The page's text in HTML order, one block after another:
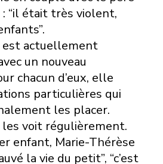
“il était très violent,
est actuellement
un nouveau
chacun d’eux, elle
particulières qui
les placer.
les voit régulièrement.
enfant, Marie-Thérèse
la vie du petit”, “c’est